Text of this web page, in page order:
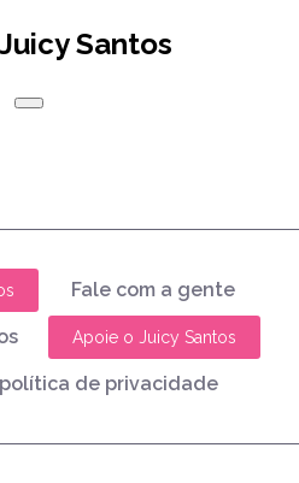
Santos
Fale com a gente
Apoie o Juicy Santos
de privacidade